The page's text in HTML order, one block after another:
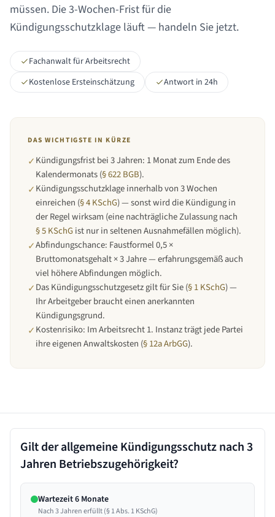
müssen. Die 3-Wochen-Frist für die
Kündigungsschutzklage läuft — handeln Sie jetzt.
Fachanwalt für Arbeitsrecht
Kostenlose Ersteinschätzung
Antwort in 24h
DAS WICHTIGSTE IN KÜRZE
✓Kündigungsfrist bei3 Jahren: 1 Monat zum Ende des
Kalendermonats(§ 622 BGB).
✓Kündigungsschutzklage innerhalb von 3 Wochen
einreichen (§ 4 KSchG) — sonst wird die Kündigung in
der Regel wirksam (eine nachträgliche Zulassung nach
§ 5 KSchG ist nur in seltenen Ausnahmefällen möglich).
✓Abfindungschance: Faustformel 0,5 ×
Bruttomonatsgehalt × 3 Jahre — erfahrungsgemäß auch
viel höhere Abfindungen möglich.
✓Das Kündigungsschutzgesetz gilt für Sie (§ 1 KSchG) —
Ihr Arbeitgeber braucht einen anerkannten
Kündigungsgrund.
✓Kostenrisiko: Im Arbeitsrecht 1. Instanz trägt jede Partei
ihre eigenen Anwaltskosten (§ 12a ArbGG).
Gilt der allgemeine Kündigungsschutz nach3
Jahren Betriebszugehörigkeit?
Wartezeit 6 Monate
Nach 3 Jahren erfüllt (§ 1 Abs. 1 KSchG)